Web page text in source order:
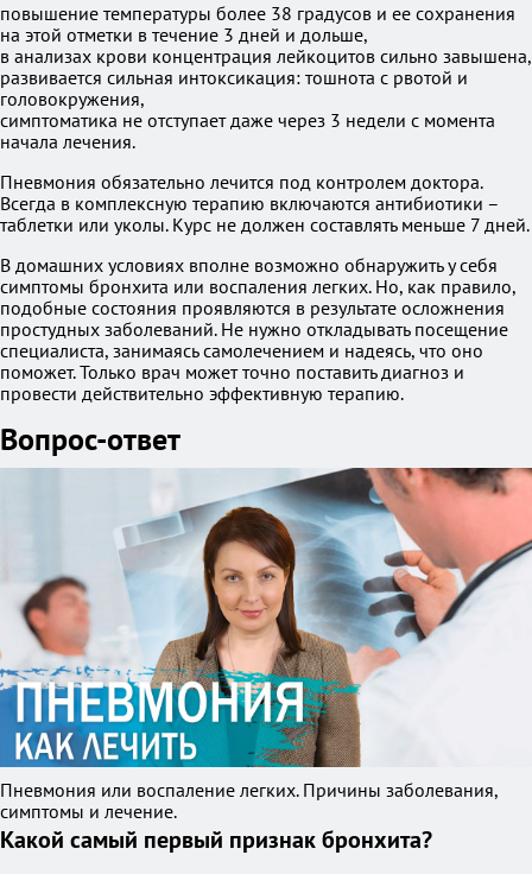
повышение температуры более 38 градусов и ее сохранения
на этой отметки в течение 3 дней и дольше,
в анализах крови концентрация лейкоцитов сильно завышена,
развивается сильная интоксикация: тошнота с рвотой и
головокружения,
симптоматика не отступает даже через 3 недели с момента
начала лечения.
Пневмония обязательно лечится под контролем доктора.
Всегда в комплексную терапию включаются антибиотики –
таблетки или уколы. Курс не должен составлять меньше 7 дней.
В домашних условиях вполне возможно обнаружить у себя
симптомы бронхита или воспаления легких. Но, как правило,
подобные состояния проявляются в результате осложнения
простудных заболеваний. Не нужно откладывать посещение
специалиста, занимаясь самолечением и надеясь, что оно
поможет. Только врач может точно поставить диагноз и
провести действительно эффективную терапию.
Вопрос-ответ
Пневмония или воспаление легких. Причины заболевания,
симптомы и лечение.
Какой самый первый признак бронхита?